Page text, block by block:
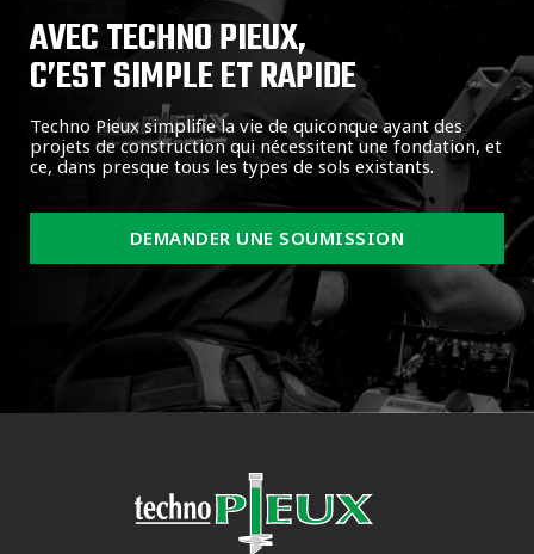
AVEC TECHNO PIEUX,
C’EST SIMPLE ET RAPIDE
Techno Pieux simplifie la vie de quiconque ayant des
projets de construction qui nécessitent une fondation, et
ce, dans presque tous les types de sols existants.
DEMANDER UNE SOUMISSION